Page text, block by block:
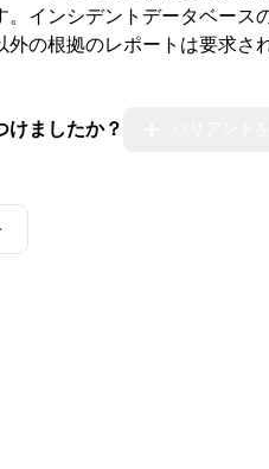
。インシデントデータベー
の根拠のレポートは要求さ
けましたか？